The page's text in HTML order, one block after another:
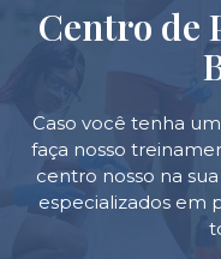
Centro de
Caso você tenha
faça nosso
centro nosso na
especializados em